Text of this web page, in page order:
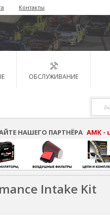
Контакты
ОБСЛУЖИВАНИЕ
НАШЕГО ПАРТНЁРА АМК -
Intake Kit